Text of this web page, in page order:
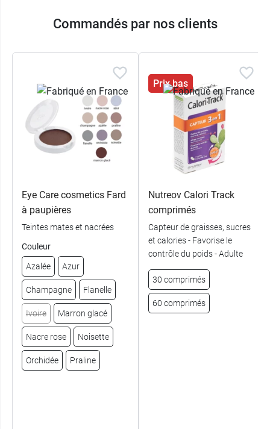
Commandés par nos clients
Eye Care cosmetics Fard
à paupières
Teintes mates et nacrées
Couleur
Azalée Azur
Champagne Flanelle
Ivoire Marron glacé
Nacre rose Noisette
Orchidée Praline
Prix bas
Nutreov Calori Track
comprimés
Capteur de graisses, sucres
et calories - Favorise le
contrôle du poids - Adulte
30 comprimés
60 comprimés